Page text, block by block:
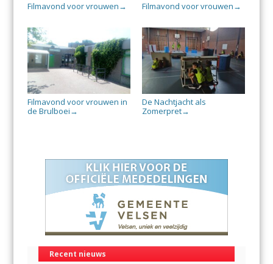
Filmavond voor vrouwen → Filmavond voor vrouwen →
Filmavond voor vrouwen in
de Brulboei →
De Nachtjacht als
Zomerpret→
Recent nieuws